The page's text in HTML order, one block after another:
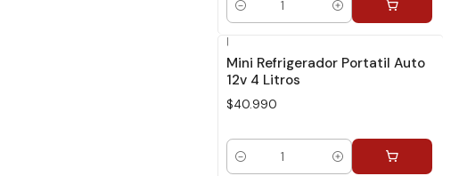
Cantidad
|
Mini Refrigerador Portatil Auto
12v 4 Litros
$40.990
Cantidad